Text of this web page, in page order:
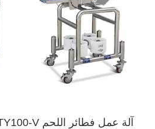
آلة عمل فطائر اللحم PATTY100-III/PATTY100-V